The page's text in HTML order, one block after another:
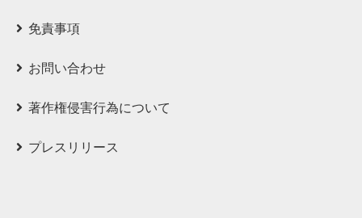
免責事項
お問い合わせ
著作権侵害行為について
プレスリリース